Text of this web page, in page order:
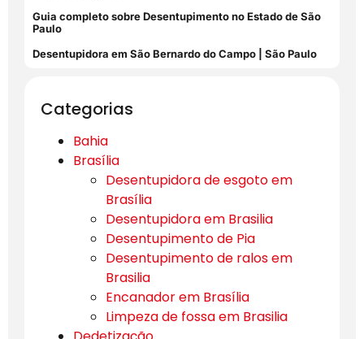
Guia completo sobre Desentupimento no Estado de São
Paulo
Desentupidora em São Bernardo do Campo | São Paulo
Categorias
Bahia
Brasília
Desentupidora de esgoto em
Brasília
Desentupidora em Brasilia
Desentupimento de Pia
Desentupimento de ralos em
Brasilia
Encanador em Brasília
Limpeza de fossa em Brasilia